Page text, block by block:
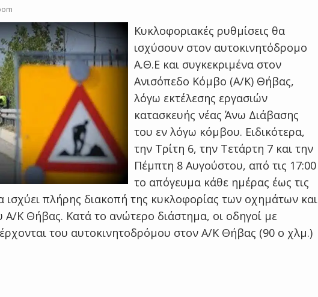
Κυκλοφοριακές ρυθμίσεις θα
ισχύσουν στον αυτοκινητόδρομο
Α.Θ.Ε και συγκεκριμένα στον
Ανισόπεδο Κόμβο (Α/Κ) Θήβας,
λόγω εκτέλεσης εργασιών
κατασκευής νέας Άνω Διάβασης
του εν λόγω κόμβου. Ειδικότερα,
την Τρίτη 6, την Τετάρτη 7 και την
Πέμπτη 8 Αυγούστου, από τις 17:00
το απόγευμα κάθε ημέρας έως τις
ισχύει πλήρης διακοπή της κυκλοφορίας των οχημάτων και
Κ Θήβας. Κατά το ανώτερο διάστημα, οι οδηγοί με
του αυτοκινητοδρόμου στον Α/Κ Θήβας (90 ο χλμ.)